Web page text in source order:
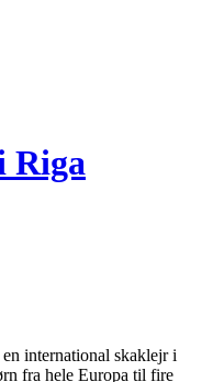
Riga
international skaklejr i
fra hele Europa til fire